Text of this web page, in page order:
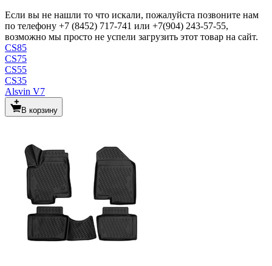
Если вы не нашли то что искали, пожалуйста позвоните нам
по телефону +7 (8452) 717-741 или +7(904) 243-57-55,
возможно мы просто не успели загрузить этот товар на сайт.
CS85
CS75
CS55
CS35
Alsvin V7
В корзину